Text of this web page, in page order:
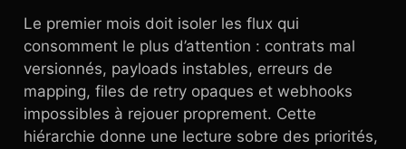
Le premier mois doit isoler les flux qui
consomment le plus d’attention : contrats mal
versionnés, payloads instables, erreurs de
mapping, files de retry opaques et webhooks
impossibles à rejouer proprement. Cette
hiérarchie donne une lecture sobre des priorités,